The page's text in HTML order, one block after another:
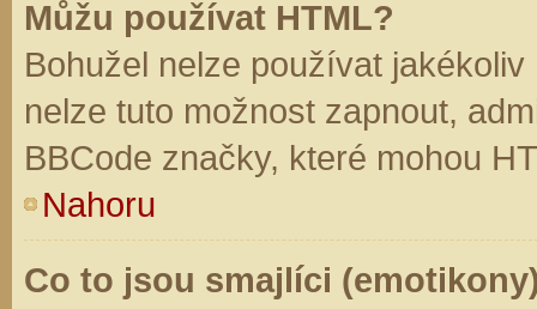
Můžu používat HTML?
Bohužel nelze používat
nelze tuto možnost zapnout,
BBCode značky, které mohou
Nahoru
Co to jsou smajlíci